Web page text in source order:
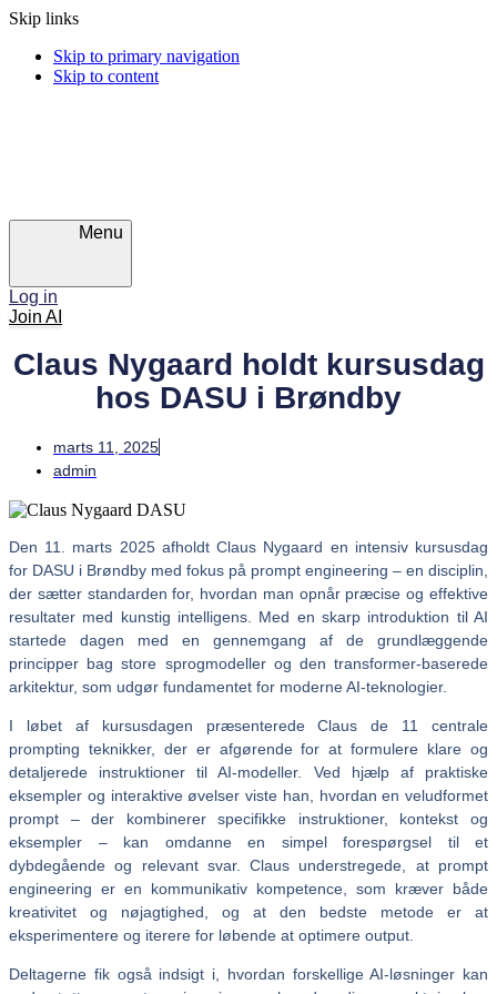
Skip links
Skip to primary navigation
Skip to content
Menu
Log in
Join AI
Claus Nygaard holdt kursusdag
hos DASU i Brøndby
marts 11, 2025
admin
Den 11. marts 2025 afholdt Claus Nygaard en intensiv kursusdag
for DASU i Brøndby med fokus på prompt engineering – en disciplin,
der sætter standarden for, hvordan man opnår præcise og effektive
resultater med kunstig intelligens. Med en skarp introduktion til AI
startede dagen med en gennemgang af de grundlæggende
principper bag store sprogmodeller og den transformer-baserede
arkitektur, som udgør fundamentet for moderne AI-teknologier.
I løbet af kursusdagen præsenterede Claus de 11 centrale
prompting teknikker, der er afgørende for at formulere klare og
detaljerede instruktioner til AI-modeller. Ved hjælp af praktiske
eksempler og interaktive øvelser viste han, hvordan en veludformet
prompt – der kombinerer specifikke instruktioner, kontekst og
eksempler – kan omdanne en simpel forespørgsel til et
dybdegående og relevant svar. Claus understregede, at prompt
engineering er en kommunikativ kompetence, som kræver både
kreativitet og nøjagtighed, og at den bedste metode er at
eksperimentere og iterere for løbende at optimere output.
Deltagerne fik også indsigt i, hvordan forskellige AI-løsninger kan